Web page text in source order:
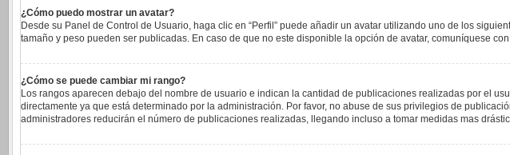
¿Cómo puedo mostrar un avatar?
Desde su Panel de Control de Usuario, haga clic en “Perfil” puede añadir un avatar utilizando uno de los
tamaño y peso pueden ser publicadas. En caso de que no este disponible la opción de avatar, comuníquese
¿Cómo se puede cambiar mi rango?
Los rangos aparecen debajo del nombre de usuario e indican la cantidad de publicaciones realizadas por el
directamente ya que está determinado por la administración. Por favor, no abuse de sus privilegios de
administradores reducirán el número de publicaciones realizadas, llegando incluso a tomar medidas mas